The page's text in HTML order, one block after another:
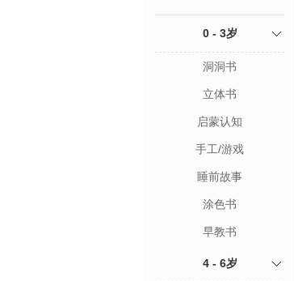
0 - 3岁
洞洞书
立体书
启蒙认知
手工/游戏
睡前故事
涂色书
早教书
4 - 6岁